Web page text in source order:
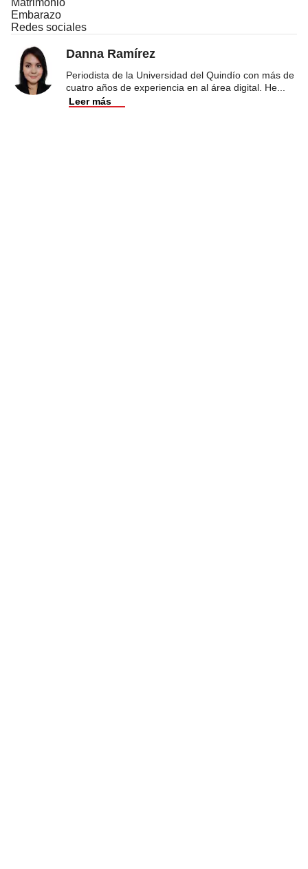
Matrimonio
Embarazo
Redes sociales
Danna Ramírez
Periodista de la Universidad del Quindío con más de
cuatro años de experiencia en al área digital. He
Leer más